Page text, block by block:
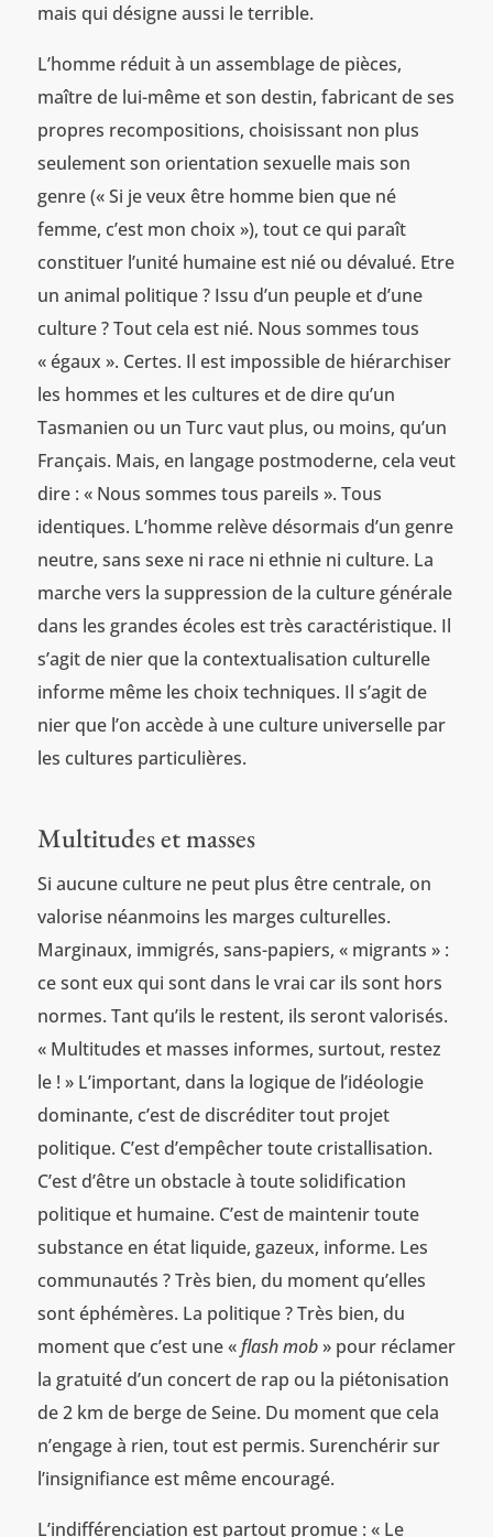
mais qui désigne aussi le terrible.
L’homme réduit à un assemblage de pièces,
maître de lui-même et son destin, fabricant de ses
propres recompositions, choisissant non plus
seulement son orientation sexuelle mais son
genre (« Si je veux être homme bien que né
femme, c’est mon choix »), tout ce qui paraît
constituer l’unité humaine est nié ou dévalué. Etre
un animal politique ? Issu d’un peuple et d’une
culture ? Tout cela est nié. Nous sommes tous
« égaux ». Certes. Il est impossible de hiérarchiser
les hommes et les cultures et de dire qu’un
Tasmanien ou un Turc vaut plus, ou moins, qu’un
Français. Mais, en langage postmoderne, cela veut
dire : « Nous sommes tous pareils ». Tous
identiques. L’homme relève désormais d’un genre
neutre, sans sexe ni race ni ethnie ni culture. La
marche vers la suppression de la culture générale
dans les grandes écoles est très caractéristique. Il
s’agit de nier que la contextualisation culturelle
informe même les choix techniques. Il s’agit de
nier que l’on accède à une culture universelle par
les cultures particulières.
Multitudes et masses
Si aucune culture ne peut plus être centrale, on
valorise néanmoins les marges culturelles.
Marginaux, immigrés, sans-papiers, « migrants » :
ce sont eux qui sont dans le vrai car ils sont hors
normes. Tant qu’ils le restent, ils seront valorisés.
« Multitudes et masses informes, surtout, restez
le ! » L’important, dans la logique de l’idéologie
dominante, c’est de discréditer tout projet
politique. C’est d’empêcher toute cristallisation.
C’est d’être un obstacle à toute solidification
politique et humaine. C’est de maintenir toute
substance en état liquide, gazeux, informe. Les
communautés ? Très bien, du moment qu’elles
sont éphémères. La politique ? Très bien, du
moment que c’est une «flash mob» pour réclamer
la gratuité d’un concert de rap ou la piétonisation
de 2 km de berge de Seine. Du moment que cela
n’engage à rien, tout est permis. Surenchérir sur
l’insignifiance est même encouragé.
L’indifférenciation est partout promue : « Le